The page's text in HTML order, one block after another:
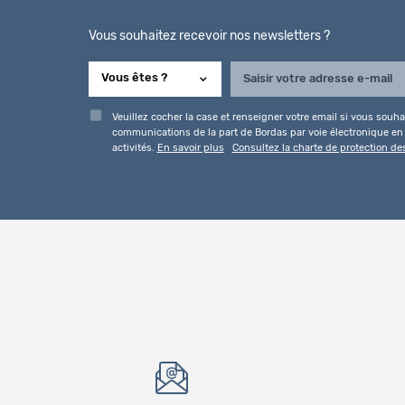
Vous souhaitez recevoir nos newsletters ?
Veuillez cocher la case et renseigner votre email si vous
communications de la part de Bordas par voie électronique
activités. En savoir plus Consultez la charte de protection